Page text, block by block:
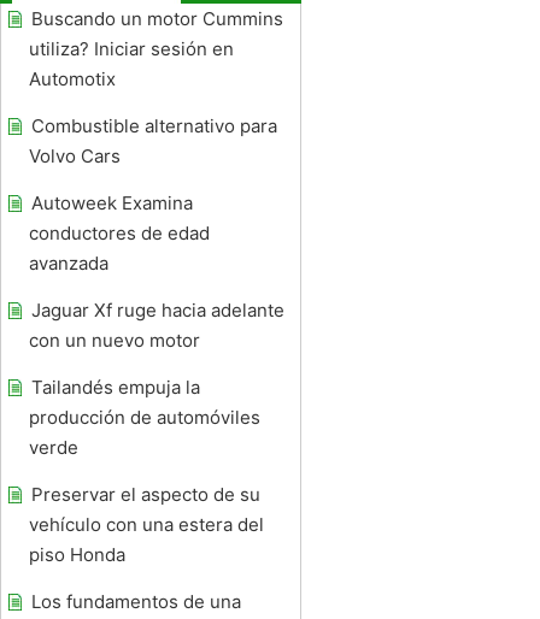
Buscando un motor Cummins
utiliza? Iniciar sesión en
Automotix
Combustible alternativo para
Volvo Cars
Autoweek Examina
conductores de edad
avanzada
Jaguar Xf ruge hacia adelante
con un nuevo motor
Tailandés empuja la
producción de automóviles
verde
Preservar el aspecto de su
vehículo con una estera del
piso Honda
Los fundamentos de una